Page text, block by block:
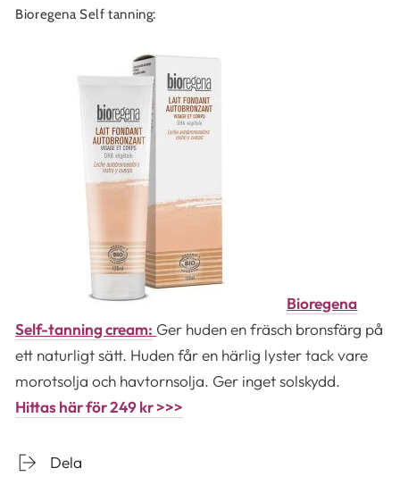
Bioregena Self tanning:
Bioregena
Self-tanning cream: Ger huden en fräsch bronsfärg på
ett naturligt sätt. Huden får en härlig lyster tack vare
morotsolja och havtornsolja. Ger inget solskydd.
Hittas här för 249 kr >>>
Dela